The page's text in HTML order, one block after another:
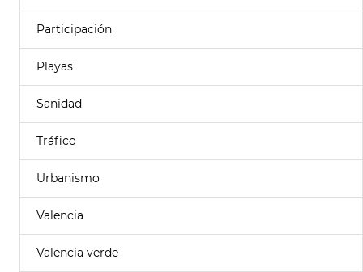
Participación
Playas
Sanidad
Tráfico
Urbanismo
Valencia
Valencia verde